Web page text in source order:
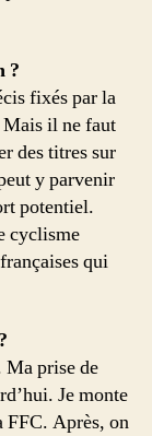
?
fixés par la
il ne faut
des titres sur
y parvenir
potentiel.
cyclisme
qui
Ma prise de
Je monte
FFC. Après, on